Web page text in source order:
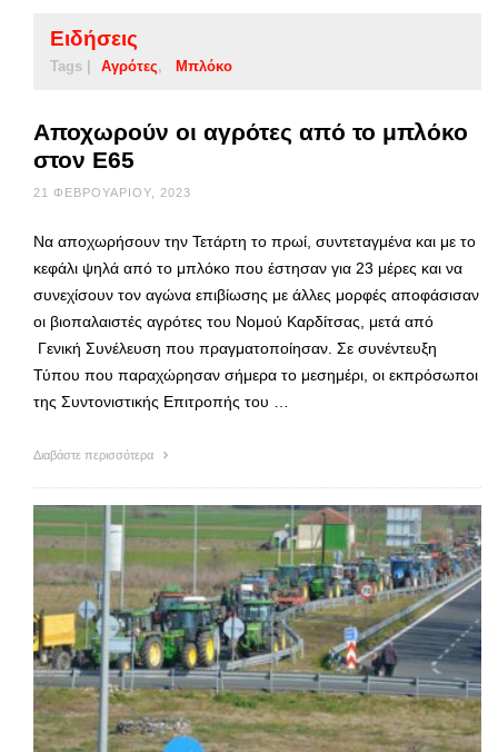
Ειδήσεις
Tags | Αγρότες Μπλόκο
Αποχωρούν οι αγρότες από το μπλόκο
στον Ε65
21 ΦΕΒΡΟΥΑΡΊΟΥ, 2023
Να αποχωρήσουν την Τετάρτη το πρωί, συντεταγμένα και με το
κεφάλι ψηλά από το μπλόκο που έστησαν για 23 μέρες και να
συνεχίσουν τον αγώνα επιβίωσης με άλλες μορφές αποφάσισαν
οι βιοπαλαιστές αγρότες του Νομού Καρδίτσας, μετά από
Γενική Συνέλευση που πραγματοποίησαν. Σε συνέντευξη
Τύπου που παραχώρησαν σήμερα το μεσημέρι, οι εκπρόσωποι
της Συντονιστικής Επιτροπής του …
Διαβάστε περισσότερα